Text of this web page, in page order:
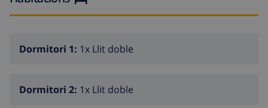
Dormitori 1: 1x Llit doble
Dormitori 2: 1x Llit doble